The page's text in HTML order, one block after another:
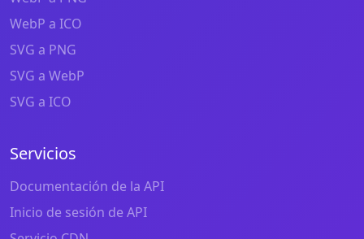
WebP a ICO
SVG a PNG
SVG a WebP
SVG a ICO
Servicios
Documentación de la API
Inicio de sesión de API